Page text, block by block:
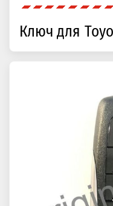
Ключ для